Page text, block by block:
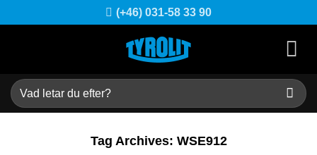
to
(+46) 031-58 33 90
Sök
efter:
Tag Archives: WSE912